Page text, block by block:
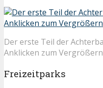
Der erste Teil der
Anklicken zum
Freizeitparks